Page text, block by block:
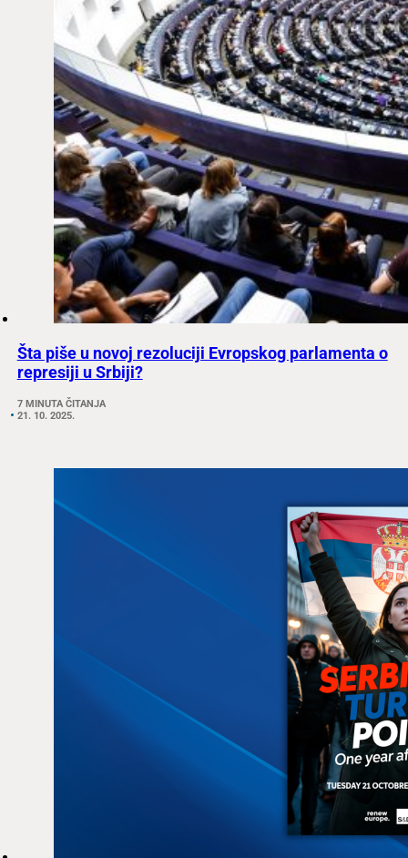
Šta piše u novoj rezoluciji Evropskog parlamenta o
represiji u Srbiji?
7 MINUTA ČITANJA
21. 10. 2025.